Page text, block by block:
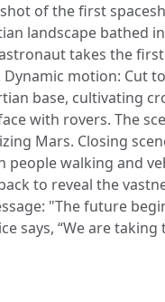
of the first
landscape bathed
takes the
motion: Cut
base, cultivating
with rovers. The
Mars. Closing
people walking and
to reveal the
"The future
says, “We are